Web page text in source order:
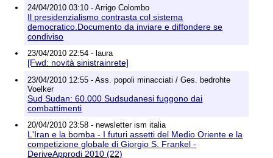
24/04/2010 03:10 - Arrigo Colombo
Il presidenzialismo contrasta col sistema
democratico.Documento da inviare e diffondere se
condiviso
23/04/2010 22:54 - laura
[Fwd: novità sinistrainrete]
23/04/2010 12:55 - Ass. popoli minacciati / Ges. bedrohte
Voelker
Sud Sudan: 60.000 Sudsudanesi fuggono dai
combattimenti
20/04/2010 23:58 - newsletter ism italia
L'Iran e la bomba - I futuri assetti del Medio Oriente e la
competizione globale di Giorgio S. Frankel -
DeriveApprodi 2010 (22)